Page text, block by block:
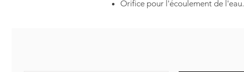
Orifice pour l'écoulement de l'eau.